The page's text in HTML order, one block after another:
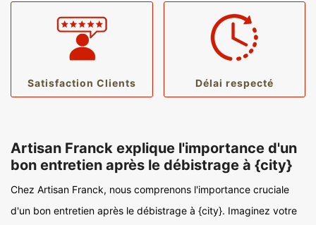
Satisfaction Clients Délai respecté
Artisan Franck explique l'importance d'un
bon entretien après le débistrage à {city}
Chez Artisan Franck, nous comprenons l'importance cruciale
d'un bon entretien après le débistrage à {city}. Imaginez votre